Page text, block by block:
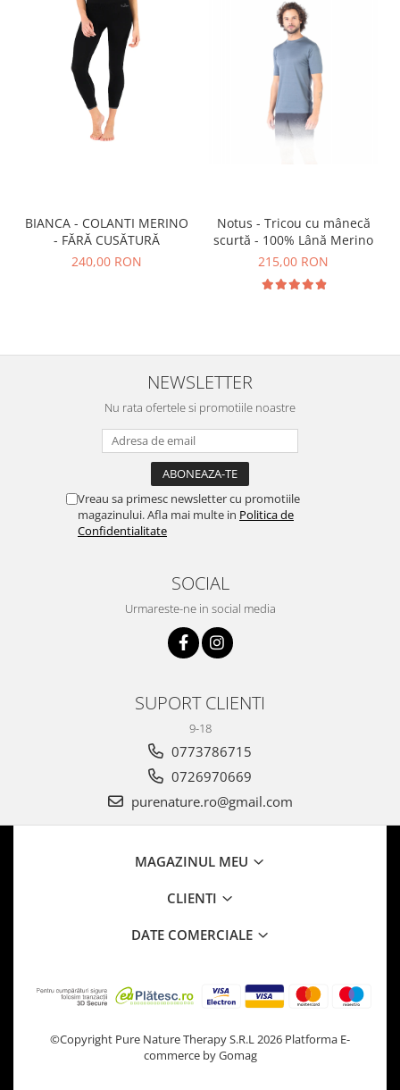
BIANCA - COLANTI MERINO
- FĂRĂ CUSĂTURĂ
240,00 RON
Notus - Tricou cu mânecă
scurtă - 100% Lână Merino
215,00 RON
NEWSLETTER
Nu rata ofertele si promotiile noastre
Vreau sa primesc newsletter cu promotiile
magazinului. Afla mai multe in Politica de
Confidentialitate
SOCIAL
Urmareste-ne in social media
SUPORT CLIENTI
9-18
0773786715
0726970669
purenature.ro@gmail.com
MAGAZINUL MEU
CLIENTI
DATE COMERCIALE
©Copyright Pure Nature Therapy S.R.L 2026 Platforma E-
commerce by Gomag